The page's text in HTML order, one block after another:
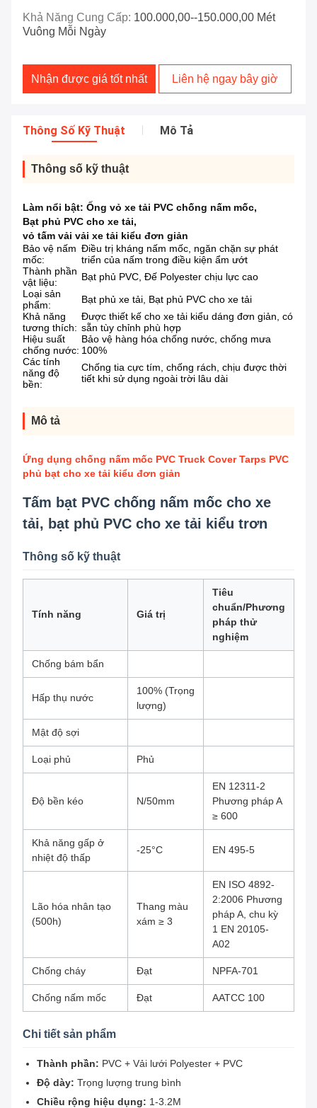
Khả Năng Cung Cấp: 100.000,00--150.000,00 Mét
Vuông Mỗi Ngày
Nhận được giá tốt nhất Liên hệ ngay bây giờ
Thông Số Kỹ Thuật Mô Tả
Thông số kỹ thuật
Làm nổi bật: Ống vỏ xe tải PVC chống nấm mốc,
Bạt phủ PVC cho xe tải,
vỏ tấm vải vải xe tải kiểu đơn giản
Bảo vệ nấm
mốc:
Điều trị kháng nấm mốc, ngăn chặn sự phát
triển của nấm trong điều kiện ẩm ướt
Thành phần
vật liệu:
Bạt phủ PVC, Đế Polyester chịu lực cao
Loại sản
phẩm:
Bạt phủ xe tải, Bạt phủ PVC cho xe tải
Khả năng
tương thích:
Được thiết kế cho xe tải kiểu dáng đơn giản, có
sẵn tùy chỉnh phù hợp
Hiệu suất
chống nước:
Bảo vệ hàng hóa chống nước, chống mưa
100%
Các tính
năng độ
bền:
Chống tia cực tím, chống rách, chịu được thời
tiết khi sử dụng ngoài trời lâu dài
Mô tả
Ứng dụng chống nấm mốc PVC Truck Cover Tarps PVC
phủ bạt cho xe tải kiểu đơn giản
Tấm bạt PVC chống nấm mốc cho xe
tải, bạt phủ PVC cho xe tải kiểu trơn
Thông số kỹ thuật
Tính năng Giá trị
Tiêu
chuẩn/Phương
pháp thử
nghiệm
Chống bám bẩn
Hấp thụ nước
100% (Trọng
lượng)
Mật độ sợi
Loại phủ Phủ
Độ bền kéo N/50mm
EN 12311-2
Phương pháp A
≥ 600
Khả năng gấp ở
nhiệt độ thấp
-25°C EN 495-5
Lão hóa nhân tạo
(500h)
Thang màu
xám ≥ 3
EN ISO 4892-
2:2006 Phương
pháp A, chu kỳ
1 EN 20105-
A02
Chống cháy Đạt NPFA-701
Chống nấm mốc Đạt AATCC 100
Chi tiết sản phẩm
Thành phần: PVC + Vải lưới Polyester + PVC
Độ dày: Trọng lượng trung bình
Chiều rộng hiệu dụng: 1-3.2M